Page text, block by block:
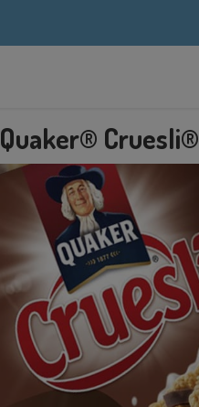
Quaker® Cruesli®